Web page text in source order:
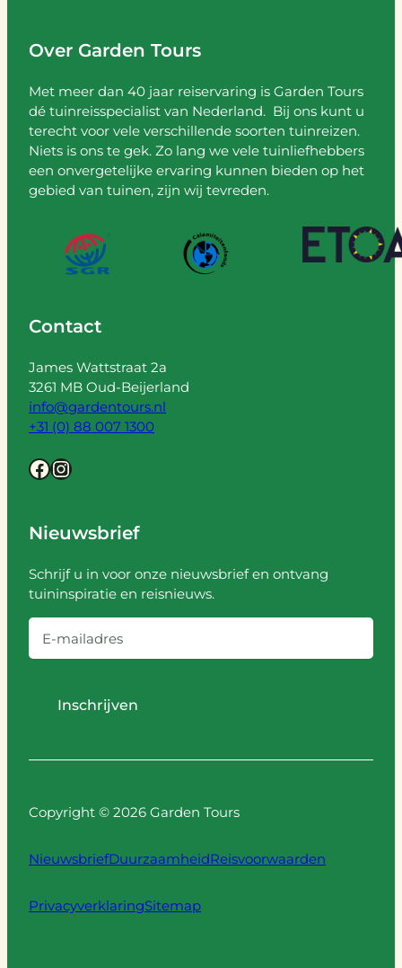
Over Garden Tours
Met meer dan 40 jaar reiservaring is Garden Tours
dé tuinreisspecialist van Nederland. Bij ons kunt u
terecht voor vele verschillende soorten tuinreizen.
Niets is ons te gek. Zo lang we vele tuinliefhebbers
een onvergetelijke ervaring kunnen bieden op het
gebied van tuinen, zijn wij tevreden.
Contact
James Wattstraat 2a
3261 MB Oud-Beijerland
info@gardentours.nl
+31 (0) 88 007 1300
Facebook Instagram
Nieuwsbrief
Schrijf u in voor onze nieuwsbrief en ontvang
tuininspiratie en reisnieuws.
-
l
d
e
s
Copyright © 2026 Garden Tours
NieuwsbriefDuurzaamheidReisvoorwaarden
PrivacyverklaringSitemap